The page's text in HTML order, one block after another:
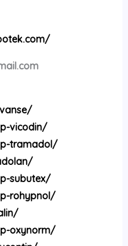
vicodin/
tramadol/
subutex/
rohypnol/
oxynorm/